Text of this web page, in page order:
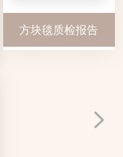
方块毯质检报告
넲